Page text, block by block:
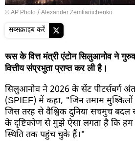
© AP Photo / Alexander Zemlianichenko
सब्सक्राइब करें
रूस के वित्त मंत्री एंटोन सिलुआनोव ने
वित्तीय संप्रभुता प्राप्त कर ली है।
सिलुआनोव ने 2026 के सेंट पीटर्सबर्ग
(SPIEF) में कहा, "जिन तमाम
जिस तरह से वैश्विक दुनिया सचमुच बदल
के दृष्टिकोण से मुझे ऐसा लगता है कि हम
स्थिति तक पहुंच चुके हैं।"